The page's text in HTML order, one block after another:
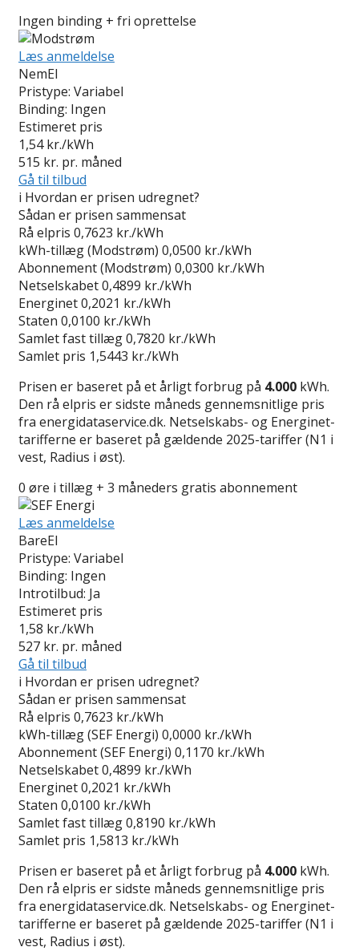
Ingen binding + fri oprettelse
Læs anmeldelse
NemEl
Pristype: Variabel
Binding: Ingen
Estimeret pris
1,54 kr./kWh
515 kr. pr. måned
Gå til tilbud
i Hvordan er prisen udregnet?
Sådan er prisen sammensat
Rå elpris 0,7623 kr./kWh
kWh-tillæg (Modstrøm) 0,0500 kr./kWh
Abonnement (Modstrøm) 0,0300 kr./kWh
Netselskabet0,4899 kr./kWh
Energinet0,2021 kr./kWh
Staten 0,0100 kr./kWh
Samlet fast tillæg0,7820 kr./kWh
Samlet pris 1,5443 kr./kWh
Prisen er baseret på et årligt forbrug på 4.000 kWh.
Den rå elpris er sidste måneds gennemsnitlige pris
fra energidataservice.dk. Netselskabs- og Energinet-
tarifferne er baseret på gældende 2025-tariffer (N1 i
vest, Radius i øst).
0 øre i tillæg + 3 måneders gratis abonnement
Læs anmeldelse
BareEl
Pristype: Variabel
Binding: Ingen
Introtilbud: Ja
Estimeret pris
1,58 kr./kWh
527 kr. pr. måned
Gå til tilbud
i Hvordan er prisen udregnet?
Sådan er prisen sammensat
Rå elpris 0,7623 kr./kWh
kWh-tillæg (SEF Energi) 0,0000 kr./kWh
Abonnement (SEF Energi) 0,1170 kr./kWh
Netselskabet0,4899 kr./kWh
Energinet0,2021 kr./kWh
Staten 0,0100 kr./kWh
Samlet fast tillæg0,8190 kr./kWh
Samlet pris 1,5813 kr./kWh
Prisen er baseret på et årligt forbrug på 4.000 kWh.
Den rå elpris er sidste måneds gennemsnitlige pris
fra energidataservice.dk. Netselskabs- og Energinet-
tarifferne er baseret på gældende 2025-tariffer (N1 i
vest, Radius i øst).